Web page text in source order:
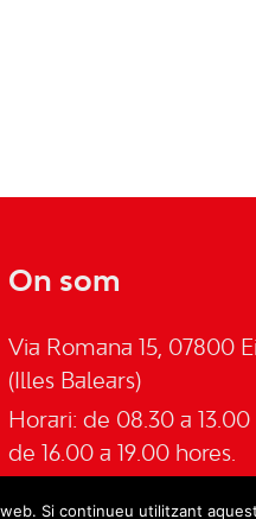
On som
Via Romana 15, 07800
(Illes Balears)
Horari: de 08.30 a 13.00
de 16.00 a 19.00 hores.
Si continueu utilitzant